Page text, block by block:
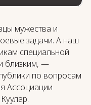
мужества и
задачи. А наш
специальной
близким, —
по вопросам
Ассоциации